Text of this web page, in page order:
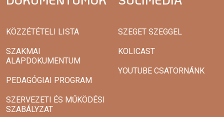
KÖZZÉTÉTELI LISTA
SZAKMAI
ALAPDOKUMENTUM
PEDAGÓGIAI PROGRAM
SZERVEZETI ÉS MŰKÖDÉSI
SZABÁLYZAT
SZEGET SZEGGEL
KOLICAST
YOUTUBE CSATORNÁNK